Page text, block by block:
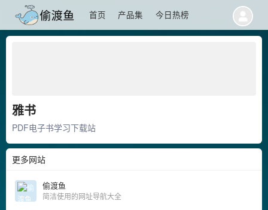
首页 产品集 今日热榜
雅书
PDF电子书学习下载站
更多网站
偷渡鱼
简洁使用的网址导航大全